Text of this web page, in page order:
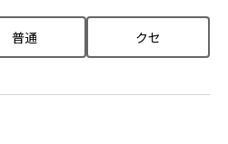
普通 クセ